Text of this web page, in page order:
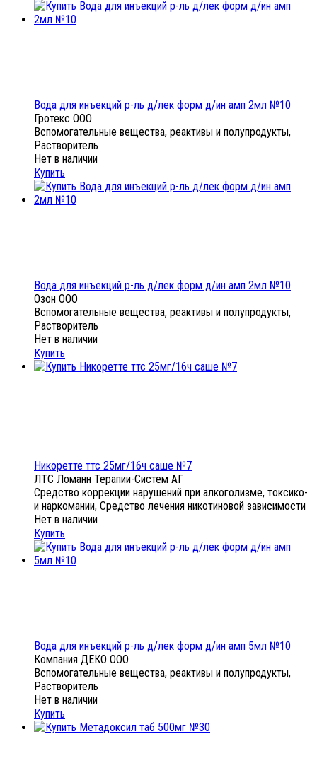
Вода для инъекций р-ль д/лек форм д/ин амп 2мл №10
Гротекс ООО
Вспомогательные вещества, реактивы и полупродукты,
Растворитель
Нет в наличии
Купить
Вода для инъекций р-ль д/лек форм д/ин амп 2мл №10
Озон ООО
Вспомогательные вещества, реактивы и полупродукты,
Растворитель
Нет в наличии
Купить
Никоретте ттс 25мг/16ч саше №7
ЛТС Ломанн Терапии-Систем АГ
Средство коррекции нарушений при алкоголизме, токсико-
и наркомании, Средство лечения никотиновой зависимости
Нет в наличии
Купить
Вода для инъекций р-ль д/лек форм д/ин амп 5мл №10
Компания ДЕКО ООО
Вспомогательные вещества, реактивы и полупродукты,
Растворитель
Нет в наличии
Купить